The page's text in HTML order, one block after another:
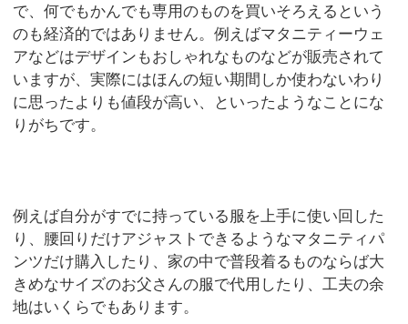
で、何でもかんでも専用のものを買いそろえるという
のも経済的ではありません。例えばマタニティーウェ
アなどはデザインもおしゃれなものなどが販売されて
いますが、実際にはほんの短い期間しか使わないわり
に思ったよりも値段が高い、といったようなことにな
りがちです。
例えば自分がすでに持っている服を上手に使い回した
り、腰回りだけアジャストできるようなマタニティパ
ンツだけ購入したり、家の中で普段着るものならば大
きめなサイズのお父さんの服で代用したり、工夫の余
地はいくらでもあります。